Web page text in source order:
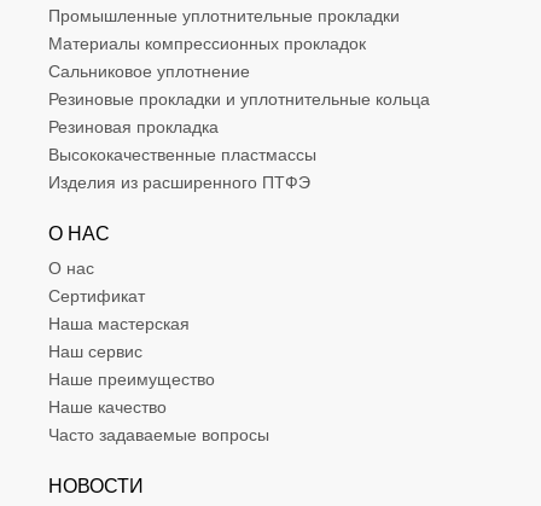
Промышленные уплотнительные прокладки
Материалы компрессионных прокладок
Сальниковое уплотнение
Резиновые прокладки и уплотнительные кольца
Резиновая прокладка
Высококачественные пластмассы
Изделия из расширенного ПТФЭ
О НАС
О нас
Сертификат
Наша мастерская
Наш сервис
Наше преимущество
Наше качество
Часто задаваемые вопросы
НОВОСТИ